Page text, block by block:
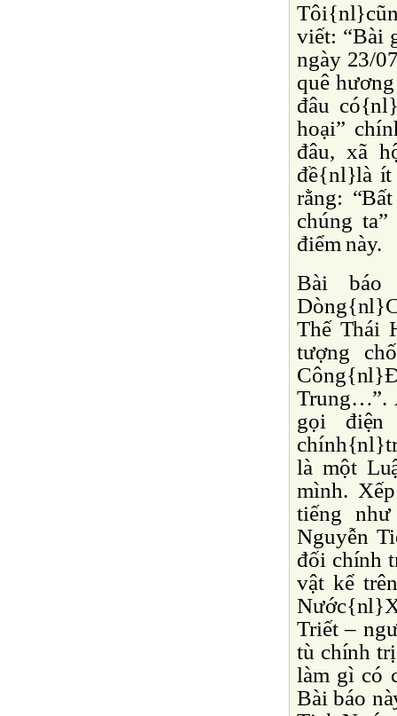
viết: “Bài
ngày 23/
quê
đâu
hoại”
đâu, xã
đề{nl}là ít
rằng:
chúng
điểm này.
Bài báo
Thế Thái
tượng
Trung…”.
gọi điện
là một
mình.
tiếng
Nguyễn
đối chính
vật kể
Triết –
tù chính
làm gì có
Bài báo